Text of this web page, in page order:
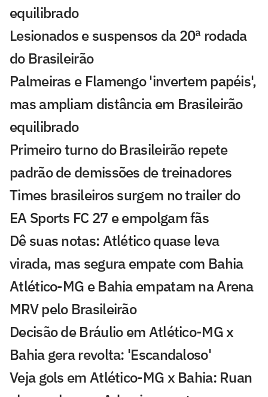
equilibrado
Lesionados e suspensos da 20ª rodada
do Brasileirão
Palmeiras e Flamengo 'invertem papéis',
mas ampliam distância em Brasileirão
equilibrado
Primeiro turno do Brasileirão repete
padrão de demissões de treinadores
Times brasileiros surgem no trailer do
EA Sports FC 27 e empolgam fãs
Dê suas notas: Atlético quase leva
virada, mas segura empate com Bahia
Atlético-MG e Bahia empatam na Arena
MRV pelo Brasileirão
Decisão de Bráulio em Atlético-MG x
Bahia gera revolta: 'Escandaloso'
Veja gols em Atlético-MG x Bahia: Ruan